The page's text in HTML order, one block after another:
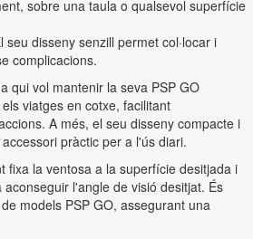
sobre una taula o qualsevol superfície
seu disseny senzill permet col·locar i
complicacions.
qui vol mantenir la seva PSP GO
viatges en cotxe, facilitant
A més, el seu disseny compacte i
pràctic per a l'ús diari.
fixa la ventosa a la superfície desitjada i
l'angle de visió desitjat. És
models PSP GO, assegurant una